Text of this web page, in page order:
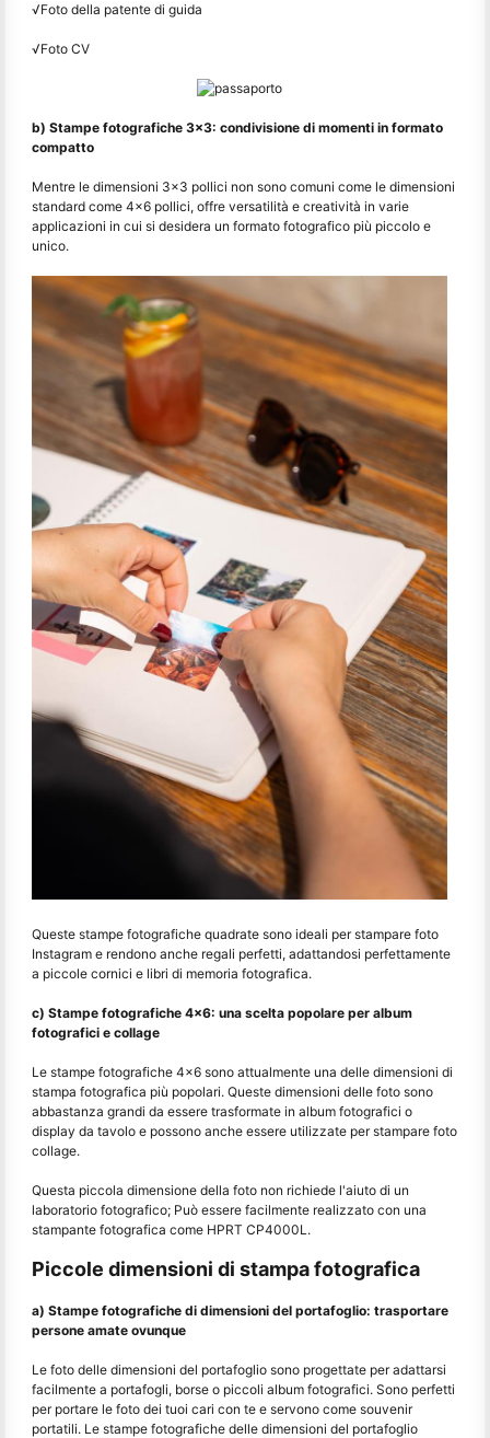
√Foto della patente di guida
√Foto CV
b) Stampe fotografiche 3x3: condivisione di momenti in formato
compatto
Mentre le dimensioni 3x3 pollici non sono comuni come le dimensioni
standard come 4x6 pollici, offre versatilità e creatività in varie
applicazioni in cui si desidera un formato fotografico più piccolo e
unico.
Queste stampe fotografiche quadrate sono ideali per stampare foto
Instagram e rendono anche regali perfetti, adattandosi perfettamente
a piccole cornici e libri di memoria fotografica.
c) Stampe fotografiche 4x6: una scelta popolare per album
fotografici e collage
Le stampe fotografiche 4x6 sono attualmente una delle dimensioni di
stampa fotografica più popolari. Queste dimensioni delle foto sono
abbastanza grandi da essere trasformate in album fotografici o
display da tavolo e possono anche essere utilizzate per stampare foto
collage.
Questa piccola dimensione della foto non richiede l'aiuto di un
laboratorio fotografico; Può essere facilmente realizzato con una
stampante fotografica come HPRT CP4000L.
Piccole dimensioni di stampa fotografica
a) Stampe fotografiche di dimensioni del portafoglio: trasportare
persone amate ovunque
Le foto delle dimensioni del portafoglio sono progettate per adattarsi
facilmente a portafogli, borse o piccoli album fotografici. Sono perfetti
per portare le foto dei tuoi cari con te e servono come souvenir
portatili. Le stampe fotografiche delle dimensioni del portafoglio